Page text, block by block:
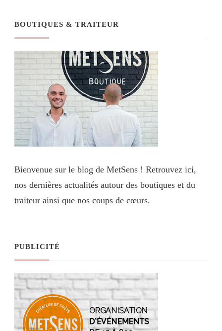
BOUTIQUES & TRAITEUR
Bienvenue sur le blog de MetSens ! Retrouvez ici,
nos dernières actualités autour des boutiques et du
traiteur ainsi que nos coups de cœurs.
PUBLICITÉ